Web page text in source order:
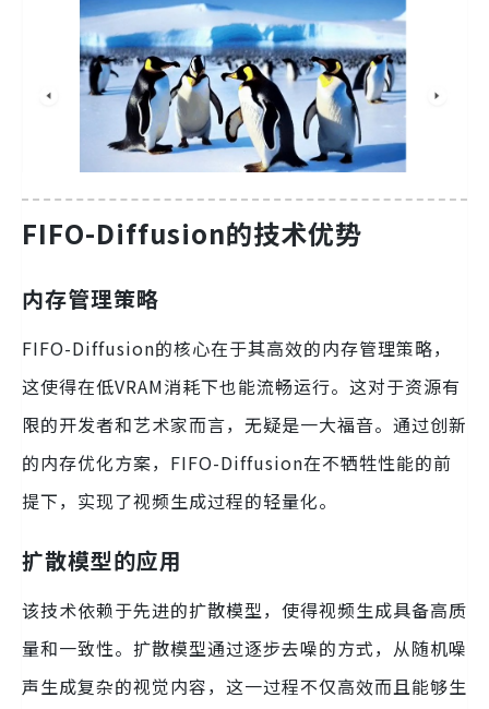
FIFO-Diffusion的技术优势
内存管理策略
FIFO-Diffusion的核心在于其高效的内存管理策略，
这使得在低VRAM消耗下也能流畅运行。这对于资源有
限的开发者和艺术家而言，无疑是一大福音。通过创新
的内存优化方案，FIFO-Diffusion在不牺牲性能的前
提下，实现了视频生成过程的轻量化。
扩散模型的应用
该技术依赖于先进的扩散模型，使得视频生成具备高质
量和一致性。扩散模型通过逐步去噪的方式，从随机噪
声生成复杂的视觉内容，这一过程不仅高效而且能够生